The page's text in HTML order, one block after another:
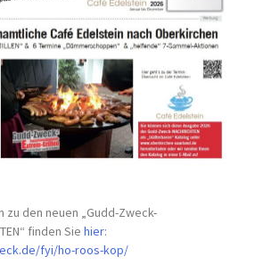
den neuen „Gudd-Zweck-
finden Siehier:
fyi/ho-roos-kop/